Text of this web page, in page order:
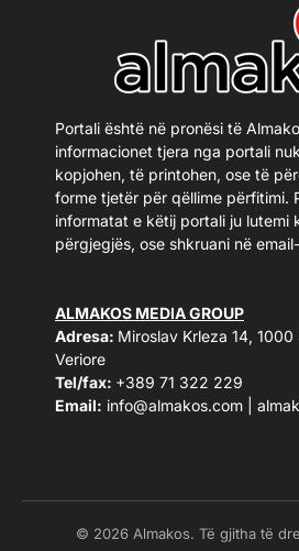
Portali është në pronësi të
informacionet tjera nga portali
kopjohen, të printohen, ose të
forme tjetër për qëllime përfitimi.
informatat e këtij portali ju lutemi
përgjegjës, ose shkruani në
ALMAKOS MEDIA GROUP
Adresa: Miroslav Krleza 14,
Veriore
Tel/fax: +389 71 322 229
Email: info@almakos.com
© 2026 Almakos. Të gjitha të